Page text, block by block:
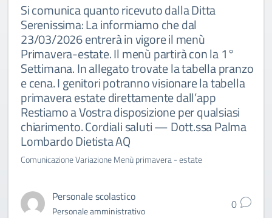
Si comunica quanto ricevuto dalla Ditta
Serenissima: La informiamo che dal
23/03/2026 entrerà in vigore il menù
Primavera-estate. Il menù partirà con la 1°
Settimana. In allegato trovate la tabella pranzo
e cena. I genitori potranno visionare la tabella
primavera estate direttamente dall’app
Restiamo a Vostra disposizione per qualsiasi
chiarimento. Cordiali saluti — Dott.ssa Palma
Lombardo Dietista AQ
Comunicazione Variazione Menù primavera - estate
Personale scolastico
Personale amministrativo 0